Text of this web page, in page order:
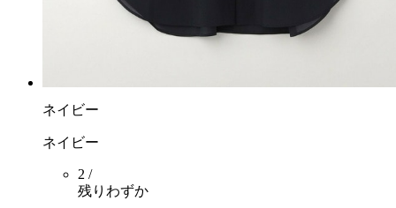
ネイビー
ネイビー
2 /
残りわずか